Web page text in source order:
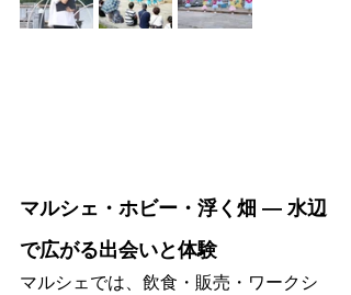
マルシェ・ホビー・浮く畑 ― 水辺
で広がる出会いと体験
マルシェでは、飲食・販売・ワークシ